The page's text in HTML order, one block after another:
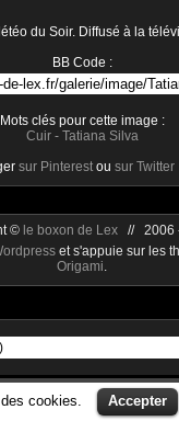
du Soir. Diffusé à la
BB Code :
Mots clés pour cette image :
Cuir- Tatiana Silva
sur Pinterest ou sur Twitter
cookies. Accepter
© le boxon de Lex// 2006 -
et s'appuie sur les
Origami.